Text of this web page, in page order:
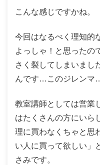
こんな感じですかね。
今回はなるべく理知的
よっしゃ！と思ったの
さく裂してしまいまし
んです…このジレンマ
教室講師としては営業
はたくさんの方にいら
理に買わなくちゃと思
い人に買って欲しい」
さみです。